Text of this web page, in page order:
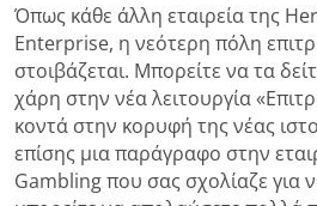
Όπως κάθε άλλη εταιρεία της
Enterprise, η νεότερη πόλη
στοιβάζεται. Μπορείτε να τα
χάρη στην νέα λειτουργία
κοντά στην κορυφή της νέας
επίσης μια παράγραφο στην
Gambling που σας σχολίαζε για